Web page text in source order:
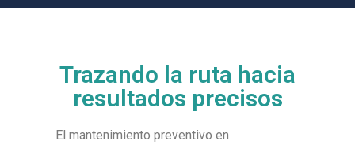
Trazando la ruta hacia
resultados precisos
El mantenimiento preventivo en